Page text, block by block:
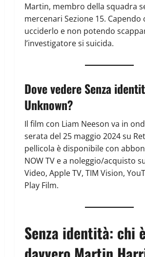
Martin, membro della squadra
mercenari Sezione 15. Capendo
ucciderlo e non potendo
l’investigatore si suicida.
Dove vedere Senza
Unknown?
Il film con Liam Neeson va in
serata del 25 maggio 2024 su
pellicola è disponibile con
NOW TV e a noleggio/acquisto
Video, Apple TV, TIM Vision,
Play Film.
Senza identità: chi è